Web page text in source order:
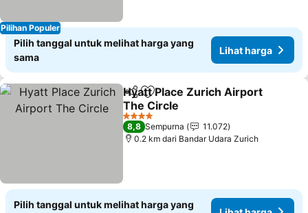
Pilihan Populer
Pilih tanggal untuk melihat harga yang
sama
Lihat harga
BagikanTambahkan ke favorit
Hyatt Place Zurich Airport
The Circle
4 Bintang
8,8 Sempurna
11.072
0.2 km dari Bandar Udara Zurich
Pilih tanggal untuk melihat harga yang